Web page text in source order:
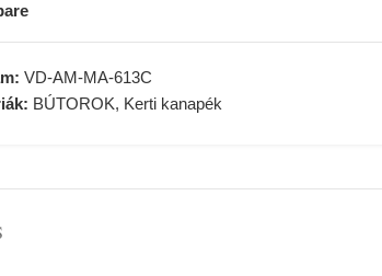
VD-AM-MA-613C
BÚTOROK, Kerti kanapék